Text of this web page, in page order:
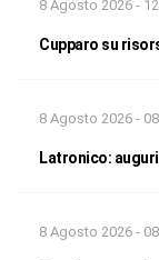
8 Agosto 2026 -
Cupparo su
8 Agosto 2026 -
Latronico:
8 Agosto 2026 -